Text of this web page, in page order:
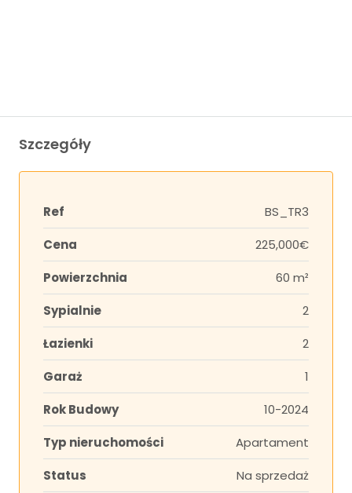
Szczegóły
Ref
BS_TR3
Cena
225,000€
Powierzchnia
60 m²
Sypialnie
2
Łazienki
2
Garaż
1
Rok Budowy
10-2024
Typ nieruchomości
Apartament
Status
Na sprzedaż